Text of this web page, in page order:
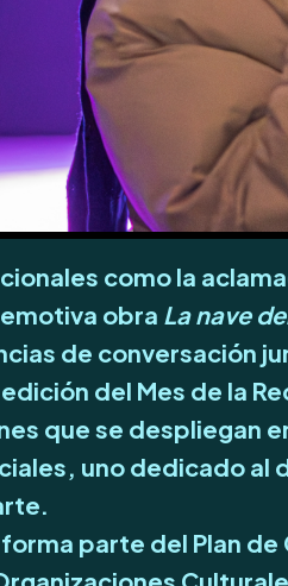
como la
obra La nave
de conversación
del Mes de la
que se despliegan
uno dedicado al
parte del Plan de